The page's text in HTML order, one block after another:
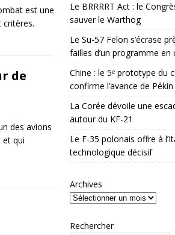
est une
critères.
de
des avions
et qui
Le BRRRRT Act : le
sauver le Warthog
Le Su-57 Felon s’écrase
failles d’un programme en
Chine : le 5ᵉ prototype du
confirme l’avance de Pékin
La Corée dévoile une
autour du KF-21
Le F-35 polonais offre à
technologique décisif
Archives
Rechercher